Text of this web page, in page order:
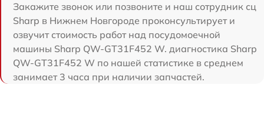
Закажите звонок или позвоните и наш сотрудник сц
Sharp в Нижнем Новгороде проконсультирует и
озвучит стоимость работ над посудомоечной
машины Sharp QW-GT31F452 W. диагностика Sharp
QW-GT31F452 W по нашей статистике в среднем
занимает 3 часа при наличии запчастей.